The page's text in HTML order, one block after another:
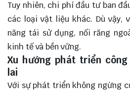
Tuy nhiên, chi phí đầu tư ban
các loại vật liệu khác. Dù vậy,
năng tái sử dụng, nối răng
kinh tế và bền vững.
Xu hướng phát triển
lai
Với sự phát triển không ngừng